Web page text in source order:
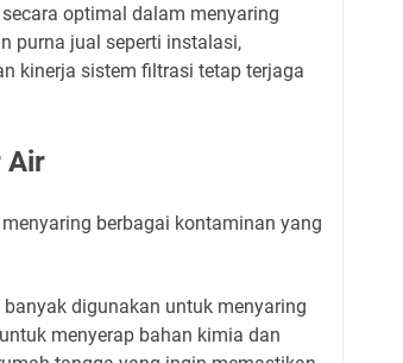
optimal dalam menyaring
purna jual seperti instalasi,
kinerja sistem filtrasi tetap terjaga
Air
berbagai kontaminan yang
digunakan untuk menyaring
menyerap bahan kimia dan